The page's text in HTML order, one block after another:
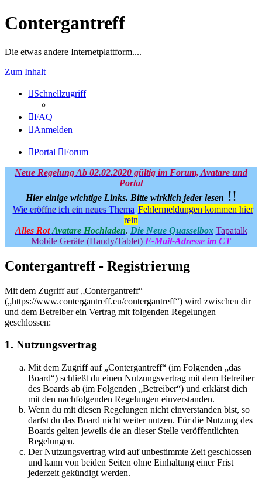
Contergantreff
Die etwas andere Internetplattform....
Zum Inhalt
Schnellzugriff
FAQ
Anmelden
Portal Forum
Neue Regelung Ab 02.02.2020 gültig im Forum, Avatare und
Portal
Hier einige wichtige Links. Bitte wirklich jeder lesen !!
Wie eröffne ich ein neues Thema Fehlermeldungen kommen hier
rein
Alles Rot Avatare Hochladen. Die Neue Quasselbox Tapatalk
Mobile Geräte (Handy/Tablet) E-Mail-Adresse im CT
Contergantreff - Registrierung
Mit dem Zugriff auf „Contergantreff“
(„https://www.contergantreff.eu/contergantreff“) wird zwischen dir
und dem Betreiber ein Vertrag mit folgenden Regelungen
geschlossen:
1. Nutzungsvertrag
Mit dem Zugriff auf „Contergantreff“ (im Folgenden „das
Board“) schließt du einen Nutzungsvertrag mit dem Betreiber
des Boards ab (im Folgenden „Betreiber“) und erklärst dich
mit den nachfolgenden Regelungen einverstanden.
Wenn du mit diesen Regelungen nicht einverstanden bist, so
darfst du das Board nicht weiter nutzen. Für die Nutzung des
Boards gelten jeweils die an dieser Stelle veröffentlichten
Regelungen.
Der Nutzungsvertrag wird auf unbestimmte Zeit geschlossen
und kann von beiden Seiten ohne Einhaltung einer Frist
jederzeit gekündigt werden.